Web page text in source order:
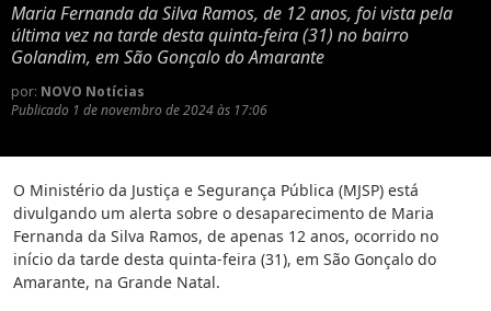
Maria Fernanda da Silva Ramos, de 12 anos, foi vista pela
última vez na tarde desta quinta-feira (31) no bairro
Golandim, em São Gonçalo do Amarante
por: NOVO Notícias
Publicado 1 de novembro de 2024 às 17:06
O Ministério da Justiça e Segurança Pública (MJSP) está
divulgando um alerta sobre o desaparecimento de Maria
Fernanda da Silva Ramos, de apenas 12 anos, ocorrido no
início da tarde desta quinta-feira (31), em São Gonçalo do
Amarante, na Grande Natal.